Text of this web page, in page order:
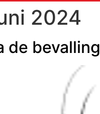
2024
de bevalling